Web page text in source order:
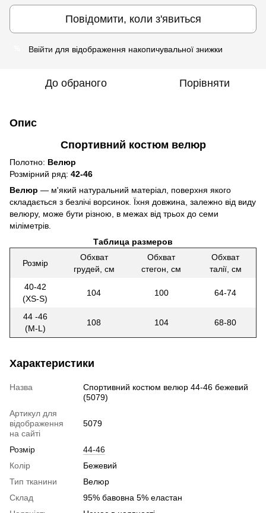
Повідомити, коли з'явиться
Ввійти для відображення накопичувальної знижки
До обраного Порівняти
Опис
Спортивний костюм велюр
Полотно: Велюр
Розмірний ряд: 42-46
Велюр — м'який натуральний матеріал, поверхня якого
складається з безлічі ворсинок. Їхня довжина, залежно від виду
велюру, може бути різною, в межах від трьох до семи
міліметрів.
Таблица размеров
Розмір
Обхват
грудей, см
Обхват
стегон, см
Обхват
талії, см
40-42
(XS-S)
104 100 64-74
44 -46
(M-L)
108 104 68-80
Характеристики
Назва
Спортивний костюм велюр 44-46 бежевий
(5079)
Артикул для
відображення
на сайті
5079
Розмір
44-46
Колір
Бежевий
Тип тканини
Велюр
Склад
95% бавовна 5% еластан